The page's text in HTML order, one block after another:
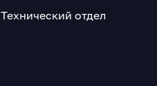
Технический отдел